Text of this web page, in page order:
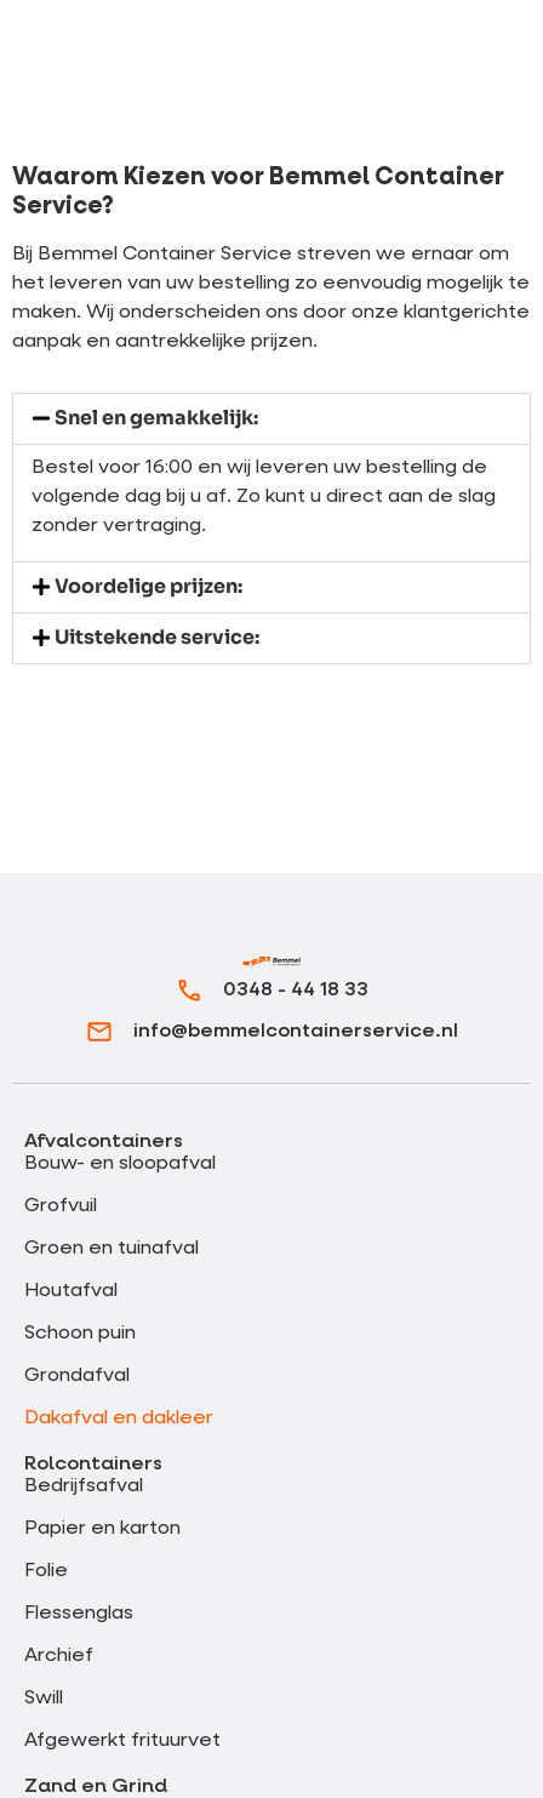
Waarom Kiezen voor Bemmel Container
Service?
Bij Bemmel Container Service streven we ernaar om
het leveren van uw bestelling zo eenvoudig mogelijk te
maken. Wij onderscheiden ons door onze klantgerichte
aanpak en aantrekkelijke prijzen.
Snel en gemakkelijk:
Bestel voor 16:00 en wij leveren uw bestelling de
volgende dag bij u af. Zo kunt u direct aan de slag
zonder vertraging.
Voordelige prijzen:
Uitstekende service:
0348 - 44 18 33
info@bemmelcontainerservice.nl
Afvalcontainers
Bouw- en sloopafval
Grofvuil
Groen en tuinafval
Houtafval
Schoon puin
Grondafval
Dakafval en dakleer
Rolcontainers
Bedrijfsafval
Papier en karton
Folie
Flessenglas
Archief
Swill
Afgewerkt frituurvet
Zand en Grind